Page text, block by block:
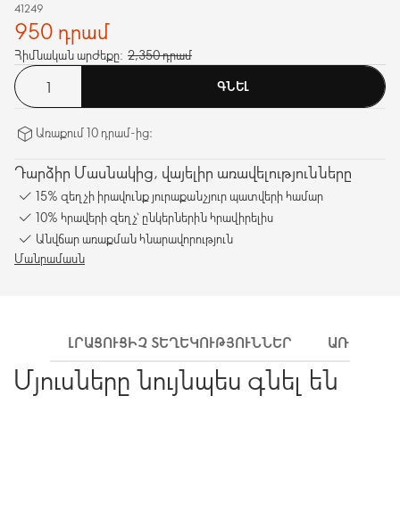
41249
950 դրամ
Հիմնական արժեքը: 2,350 դրամ
ԳՆԵԼ
Առաքում 10 դրամ-ից։
Դարձիր Մասնակից, վայելիր առավելությունները
15% զեղչի իրավունք յուրաքանչյուր պատվերի համար
10% հրավերի զեղչ՝ ընկերներին հրավիրելիս
Անվճար առաքման հնարավորություն
Մանրամասն
ԼՐԱՑՈՒՑԻՉ ՏԵՂԵԿՈՒԹՅՈՒՆՆԵՐ ԱՌԱՔՈՒՄ
Մյուսները նույնպես գնել են